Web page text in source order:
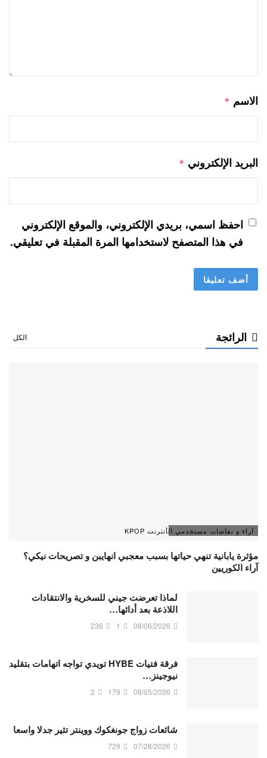
الاسم *
البريد الإلكتروني *
احفظ اسمي، بريدي الإلكتروني، والموقع الإلكتروني
في هذا المتصفح لاستخدامها المرة المقبلة في تعليقي.
الرائجة الكل
آراء و نقاشات مستخدمي الأنترنت KPOP
مؤثرة يابانية تنهي حياتها بسبب معجبي انهايبن و تصريحات نيكي؟
آراء الكوريين
لماذا تعرضت جيني للسخرية والانتقادات
اللاذعة بعد أدائها…
08/06/2026
1
236
فرقة فتيات HYBE تويدي تواجه اتهامات بتقليد
نيوجينز…
08/05/2026
179
2
شائعات زواج جونغكوك ووينتر تثير جدلا واسعا
07/28/2026
729